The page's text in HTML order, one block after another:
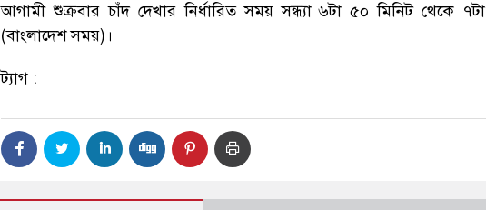
আগামী শুক্রবার চাঁদ দেখার নির্ধারিত সময় সন্ধ্যা ৬টা ৫০ মিনিট থেকে
(বাংলাদেশ সময়)।
ট্যাগ :